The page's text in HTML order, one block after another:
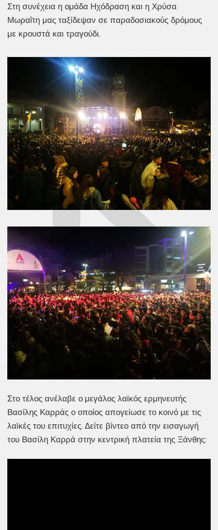
Στη συνέχεια η ομάδα Ηχόδραση και η Χρύσα
Μωραΐτη μας ταξίδεψαν σε παραδοσιακούς δρόμους
με κρουστά και τραγούδι.
Στο τέλος ανέλαβε ο μεγάλος λαϊκός ερμηνευτής
Βασίλης Καρράς ο οποίος απογείωσε το κοινό με τις
λαϊκές του επιτυχίες. Δείτε βίντεο από την εισαγωγή
του Βασίλη Καρρά στην κεντρική πλατεία της Ξάνθης: